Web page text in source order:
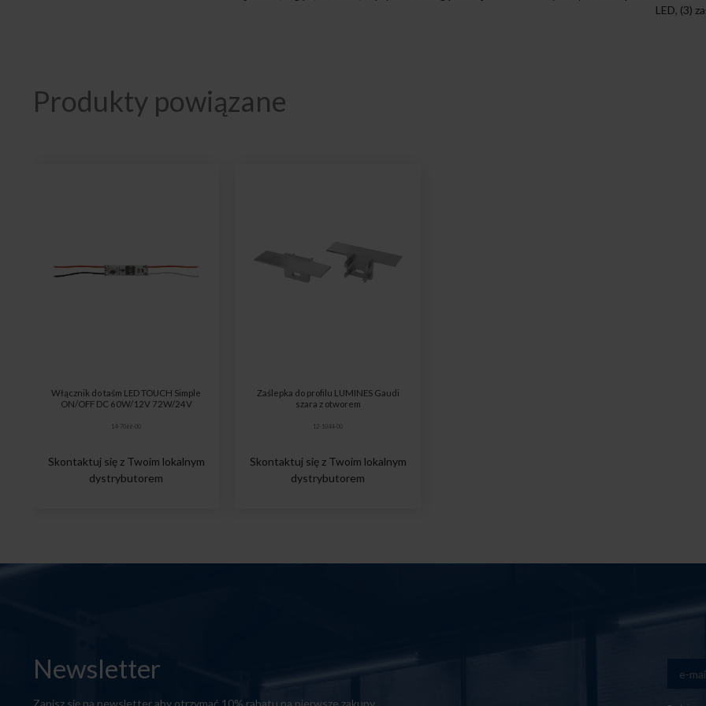
LED, (3)
Produkty powiązane
Włącznik do taśm LED TOUCH Simple
ON/OFF DC 60W/12V 72W/24V
14-7066-00
Skontaktuj się z Twoim lokalnym
dystrybutorem
Zaślepka do profilu LUMINES Gaudi
szara z otworem
12-1044-00
Skontaktuj się z Twoim lokalnym
dystrybutorem
Newsletter
Zapisz się na newsletter aby otrzymać 10% rabatu na pierwsze zakupy